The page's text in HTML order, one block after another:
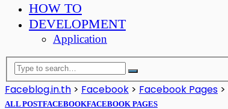
HOW TO
DEVELOPMENT
Application
Faceblog.in.th > Facebook > Facebook Pages >
ALL POSTFACEBOOKFACEBOOK PAGES